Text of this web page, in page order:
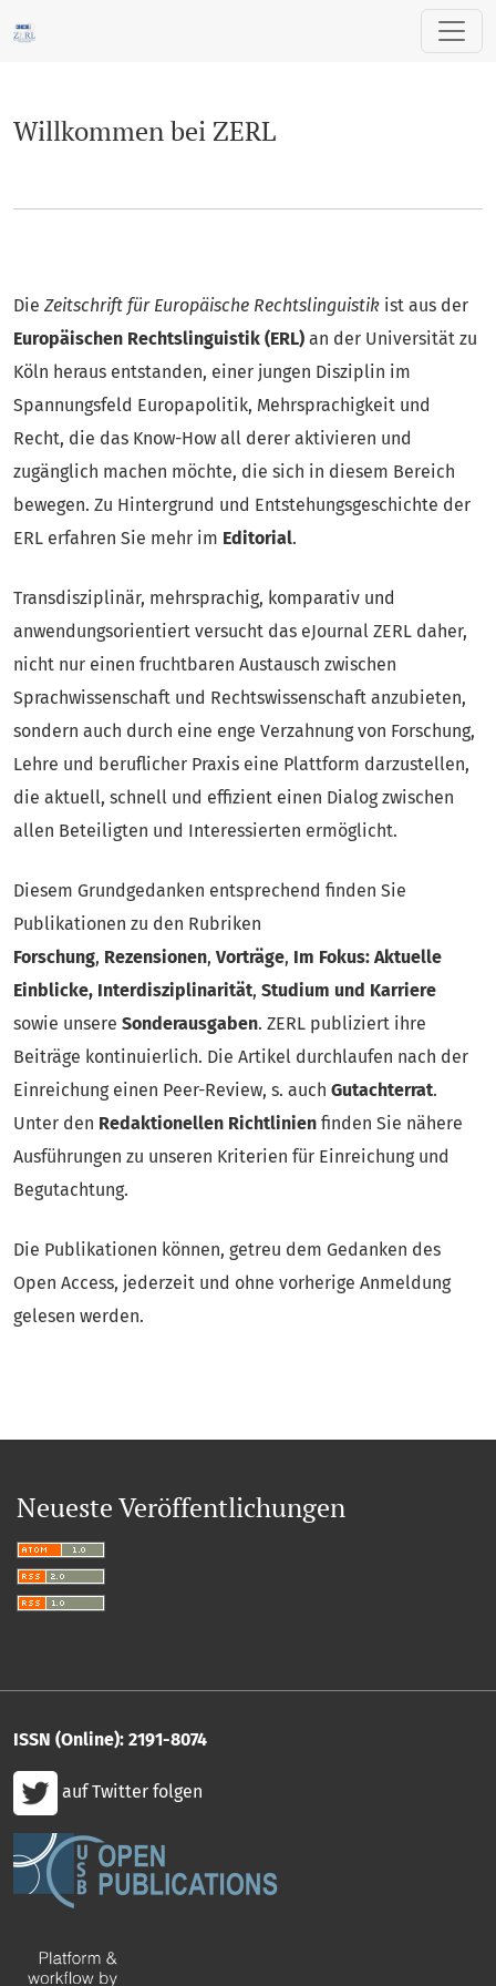
Willkommen bei ZERL
Willkommen bei ZERL
Die Zeitschrift für Europäische Rechtslinguistik ist aus der
Europäischen Rechtslinguistik (ERL) an der Universität zu
Köln heraus entstanden, einer jungen Disziplin im
Spannungsfeld Europapolitik, Mehrsprachigkeit und
Recht, die das Know-How all derer aktivieren und
zugänglich machen möchte, die sich in diesem Bereich
bewegen. Zu Hintergrund und Entstehungsgeschichte der
ERL erfahren Sie mehr im Editorial.
Transdisziplinär, mehrsprachig, komparativ und
anwendungsorientiert versucht das eJournal ZERL daher,
nicht nur einen fruchtbaren Austausch zwischen
Sprachwissenschaft und Rechtswissenschaft anzubieten,
sondern auch durch eine enge Verzahnung von Forschung,
Lehre und beruflicher Praxis eine Plattform darzustellen,
die aktuell, schnell und effizient einen Dialog zwischen
allen Beteiligten und Interessierten ermöglicht.
Diesem Grundgedanken entsprechend finden Sie
Publikationen zu den Rubriken
Forschung, Rezensionen, Vorträge, Im Fokus: Aktuelle
Einblicke, Interdisziplinarität, Studium und Karriere
sowie unsere Sonderausgaben. ZERL publiziert ihre
Beiträge kontinuierlich. Die Artikel durchlaufen nach der
Einreichung einen Peer-Review, s. auch Gutachterrat.
Unter den Redaktionellen Richtlinien finden Sie nähere
Ausführungen zu unseren Kriterien für Einreichung und
Begutachtung.
Die Publikationen können, getreu dem Gedanken des
Open Access, jederzeit und ohne vorherige Anmeldung
gelesen werden.
Neueste Veröffentlichungen
ISSN (Online): 2191-8074
auf Twitter folgen